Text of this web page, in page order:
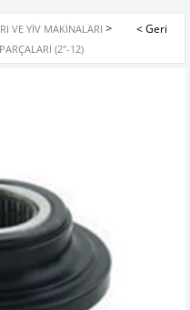
VE YIV MAKINALARI >
(2''-12)